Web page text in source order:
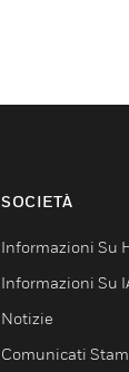
SOCIETÀ
Informazioni Su
Informazioni Su
Notizie
Comunicati